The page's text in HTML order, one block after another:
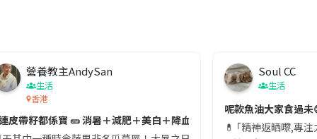
期要特別留意隨身行李中的行動電源。一名旅客日前在機場安檢時
營養教主AndySan
生活
香港
皮帶籽都係寶 🥒 消暑＋減肥＋美白＋降血脂
Soul CC
生活
呢款魚油大家食過未
💊 ｢精神返晒嚟,專